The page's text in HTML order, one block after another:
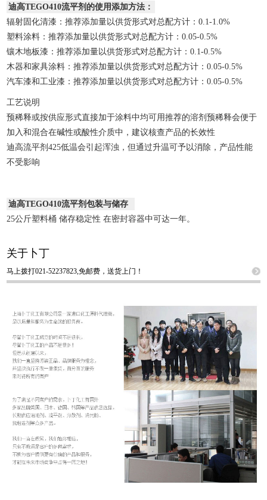
迪高TEGO410流平剂的使用添加方法：
辐射固化清漆：推荐添加量以供货形式对总配方计：0.1-1.0%
塑料涂料：推荐添加量以供货形式对总配方计：0.05-0.5%
镶木地板漆：推荐添加量以供货形式对总配方计：0.1-0.5%
木器和家具涂料：推荐添加量以供货形式对总配方计：0.05-0.5%
汽车漆和工业漆：推荐添加量以供货形式对总配方计：0.05-0.5%
工艺说明
预稀释或按供应形式直接加于涂料中均可用推荐的溶剂预稀释会便于
加入和混合在碱性或酸性介质中，建议核查产品的长效性
迪高流平剂425低温会引起浑浊，但通过升温可予以消除，产品性能
不受影响
迪高TEGO410流平剂包装与储存
25公斤塑料桶 储存稳定性 在密封容器中可达一年。
关于卜丁
马上拨打021-52237823,免邮费，送货上门！